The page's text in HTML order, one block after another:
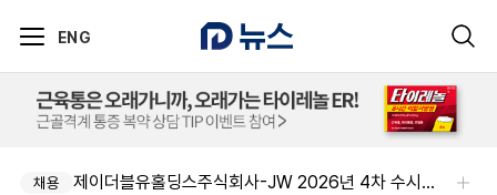
ENG
채용 제이더블유홀딩스주식회사-JW 2026년 4차 수시채용